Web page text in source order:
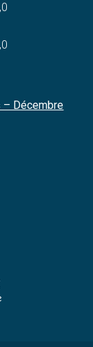
– Décembre